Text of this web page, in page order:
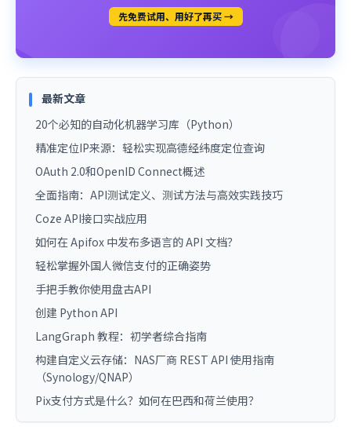
先免费试用、用好了再买 →
最新文章
20个必知的自动化机器学习库（Python）
精准定位IP来源：轻松实现高德经纬度定位查询
OAuth 2.0和OpenID Connect概述
全面指南：API测试定义、测试方法与高效实践技巧
Coze API接口实战应用
如何在 Apifox 中发布多语言的 API 文档？
轻松掌握外国人微信支付的正确姿势
手把手教你使用盘古API
创建 Python API
LangGraph 教程：初学者综合指南
构建自定义云存储：NAS厂商 REST API 使用指南
（Synology/QNAP）
Pix支付方式是什么？如何在巴西和荷兰使用？